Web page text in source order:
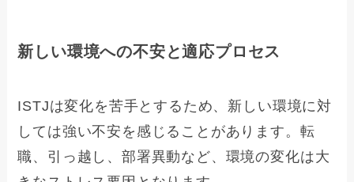
新しい環境への不安と適応プロセス
ISTJは変化を苦手とするため、新しい環境に対
しては強い不安を感じることがあります。転
職、引っ越し、部署異動など、環境の変化は大